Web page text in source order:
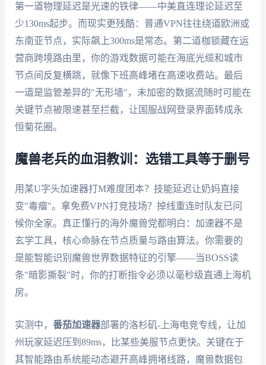
第一道物理延迟是光速的铁律——中美直连理论延迟至
少130ms起步。而现实更残酷：普通VPN往往绕道欧洲或
东南亚节点，实际飙上300ms是常态。第二道枷锁藏在运
营商跨境路由里，你的游戏数据可能在海底光缆和城市
节点间反复横跳，就像下班高峰堵在高速收费站。最后
一道是监管差异的"无形墙"，未加密的数据流随时可能在
关键节点被限速甚至拦截，让国服战网登录界面转成永
恒菊花圈。
魔兽老兵的血泪教训：选错工具等于删号
用某U字头加速器打M难度团本？技能延迟让奶妈直接
变"毒瘤"。拿免费VPN打竞技场？掉线重连时队友已问
候你全家。真正懂行的海外魔兽党都明白：加速器不是
玄学工具，核心命脉在节点质量与路由算法。你需要的
是能智能识别魔兽世界数据特征的引擎——当BOSS读
条"暗影撕裂"时，你的打断指令必须以毫秒级直通上海机
房。
实测中， 番茄加速器部署的洛杉矶-上海电竞专线，让加
州玩家延迟压到89ms，比某些美服节点更快。关键在于
其智能路由系统能动态避开高峰拥堵线路，魔兽数据包